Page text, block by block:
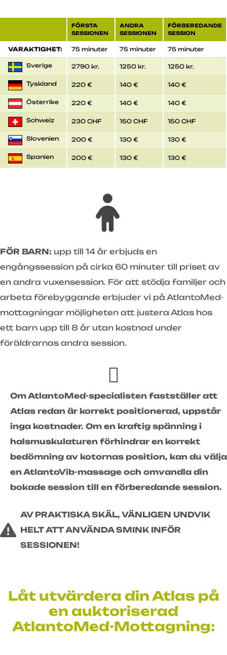
FÖRSTA
SESSIONEN
ANDRA
SESSIONEN
FÖRBEREDANDE
SESSION
VARAKTIGHET: 75 minuter 75 minuter 75 minuter
Sverige 2790 kr. 1250 kr. 1250 kr.
Tyskland 220 € 140 € 140 €
Österrike 220 € 140 € 140 €
Schweiz 230 CHF 150 CHF 150 CHF
Slovenien 200 € 130 € 130 €
Spanien 200 € 130 € 130 €
FÖR BARN: upp till 14 år erbjuds en
engångssession på cirka 60 minuter till priset av
en andra vuxensession. För att stödja familjer och
arbeta förebyggande erbjuder vi på AtlantoMed-
mottagningar möjligheten att justera Atlas hos
ett barn upp till 8 år utan kostnad under
föräldrarnas andra session.
Om AtlantoMed-specialisten fastställer att
Atlas redan är korrekt positionerad, uppstår
inga kostnader. Om en kraftig spänning i
halsmuskulaturen förhindrar en korrekt
bedömning av kotornas position, kan du välja
en AtlantoVib-massage och omvandla din
bokade session till en förberedande session.
AV PRAKTISKA SKÄL, VÄNLIGEN UNDVIK
HELT ATT ANVÄNDA SMINK INFÖR
SESSIONEN!
Låt utvärdera din Atlas på
en auktoriserad
AtlantoMed-Mottagning: